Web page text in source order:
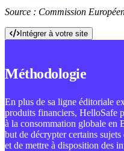
Source : Commission
Intégrer à votre site
Méthodologie
En plus de sa ligne éditoriale
produits financiers, HelloSafe
à la consommation globale en
but de décrypter certains
et de mettre à disposition des